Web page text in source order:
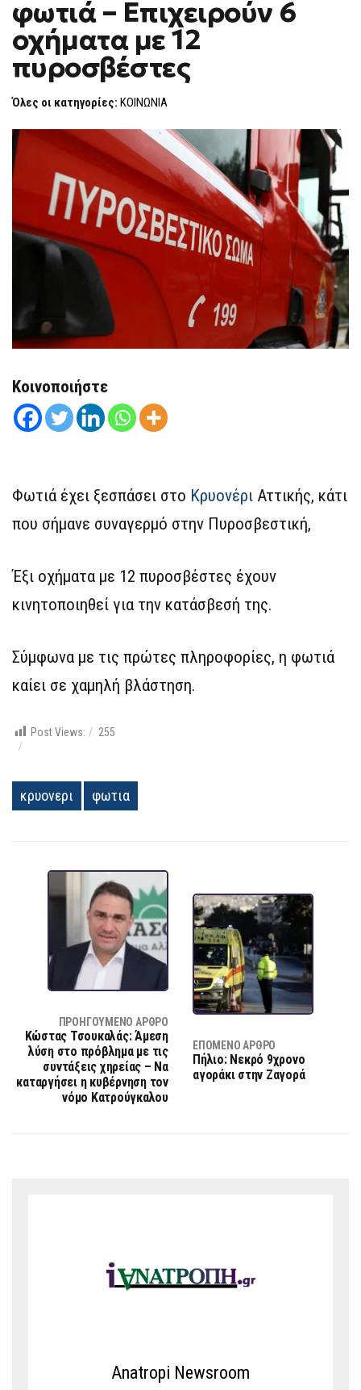
–
ΕΠΙΧΕΙΡΟΎΝ
6
ΟΧΉΜΑΤΑ
ΜΕ
12
ΠΥΡΟΣΒΈΣΤΕΣ
φωτιά – Επιχειρούν 6
οχήματα με 12
πυροσβέστες
Όλες οι κατηγορίες: ΚΟΙΝΩΝΙΑ
Κοινοποιήστε
Φωτιά έχει ξεσπάσει στο Κρυονέρι Αττικής, κάτι
που σήμανε συναγερμό στην Πυροσβεστική,
Έξι οχήματα με 12 πυροσβέστες έχουν
κινητοποιηθεί για την κατάσβεσή της.
Σύμφωνα με τις πρώτες πληροφορίες, η φωτιά
καίει σε χαμηλή βλάστηση.
Post Views: 255
κρυονερι φωτια
ΠΡΟΗΓΟΎΜΕΝΟ ΆΡΘΡΟ
Κώστας Τσουκαλάς: Άμεση
λύση στο πρόβλημα με τις
συντάξεις χηρείας – Να
καταργήσει η κυβέρνηση τον
νόμο Κατρούγκαλου
ΕΠΌΜΕΝΟ ΆΡΘΡΟ
Πήλιο: Νεκρό 9χρονο
αγοράκι στην Ζαγορά
Anatropi Newsroom